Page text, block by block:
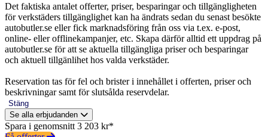
Det faktiska antalet offerter, priser, besparingar och tillgängligheten
för verkstäders tillgänglighet kan ha ändrats sedan du senast besökte
autobutler.se eller fick marknadsföring från oss via t.ex. e-post,
online- eller offlinekampanjer, etc. Skapa därför alltid ett uppdrag på
autobutler.se för att se aktuella tillgängliga priser och besparingar
och aktuell tillgänlihet hos valda verkstäder.
Reservation tas för fel och brister i innehållet i offerten, priser och
beskrivningar samt för slutsålda reservdelar.
Stäng
Se alla erbjudanden
Spara i genomsnitt 3 203 kr*